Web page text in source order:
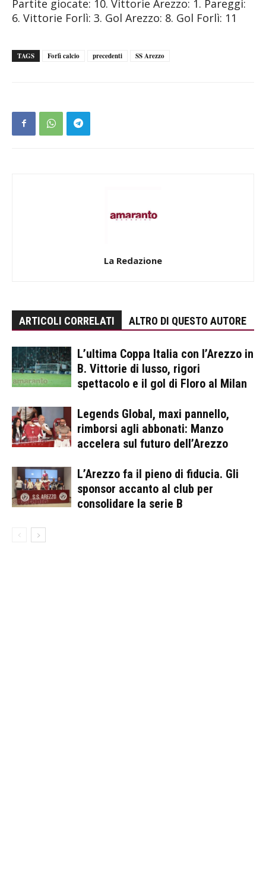
Partite giocate: 10. Vittorie Arezzo: 1. Pareggi:
6. Vittorie Forlì: 3. Gol Arezzo: 8. Gol Forlì: 11
TAGS Forlì calcio precedenti SS Arezzo
La Redazione
ARTICOLI CORRELATI ALTRO DI QUESTO AUTORE
L’ultima Coppa Italia con l’Arezzo in
B. Vittorie di lusso, rigori
spettacolo e il gol di Floro al Milan
Legends Global, maxi pannello,
rimborsi agli abbonati: Manzo
accelera sul futuro dell’Arezzo
L’Arezzo fa il pieno di fiducia. Gli
sponsor accanto al club per
consolidare la serie B